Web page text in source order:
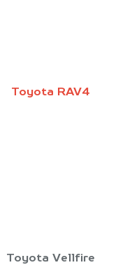
Toyota RAV4
Toyota Vellfire